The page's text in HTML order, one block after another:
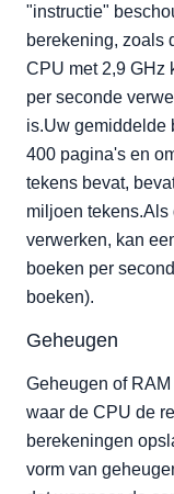
"instructie"
berekening, zoals
CPU met 2,9 GHz
per seconde
is.Uw gemiddelde
400 pagina's en
tekens bevat,
miljoen tekens.Als
verwerken, kan
boeken per
boeken).
Geheugen
Geheugen of
waar de CPU de
berekeningen
vorm van